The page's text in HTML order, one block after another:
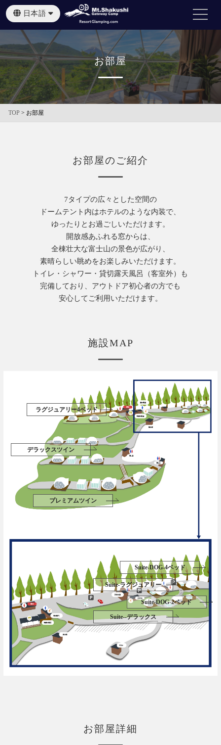
日本語
English
繁體中文
お部屋
TOP > お部屋
お部屋のご紹介
7タイプの広々とした空間の
ドームテント内はホテルのような内装で、
ゆったりとお過ごしいただけます。
開放感あふれる窓からは、
全棟壮大な富士山の景色が広がり、
素晴らしい眺めをお楽しみいただけます。
トイレ・シャワー・貸切露天風呂（客室外）も
完備しており、アウトドア初心者の方でも
安心してご利用いただけます。
施設MAP
ラグジュアリー4ベッド
デラックスツイン
プレミアムツイン
Suite-ラグジュアリー
Suite--デラックス
Suite-DOG-4ベッド
Suite-DOG-2ベッド
お部屋詳細